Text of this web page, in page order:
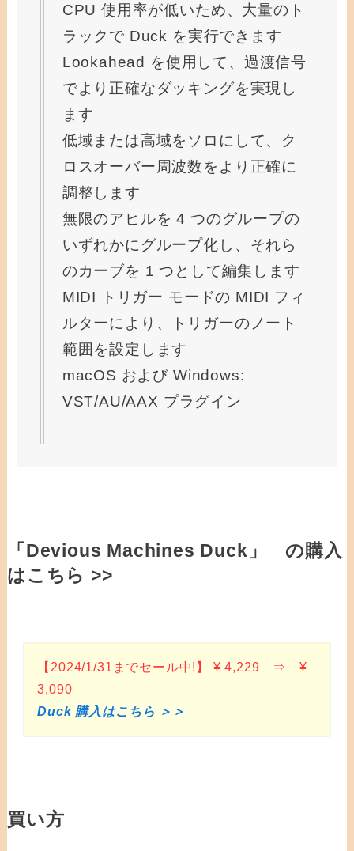
CPU 使用率が低いため、大量のト
ラックで Duck を実行できます
Lookahead を使用して、過渡信号
でより正確なダッキングを実現し
ます
低域または高域をソロにして、ク
ロスオーバー周波数をより正確に
調整します
無限のアヒルを 4 つのグループの
いずれかにグループ化し、それら
のカーブを 1 つとして編集します
MIDI トリガー モードの MIDI フィ
ルターにより、トリガーのノート
範囲を設定します
macOS および Windows:
VST/AU/AAX プラグイン
「Devious Machines Duck」 の購入
はこちら >>
【2024/1/31までセール中!】 ¥ 4,229 ⇒ ¥
3,090
Duck 購入はこちら ＞＞
買い方